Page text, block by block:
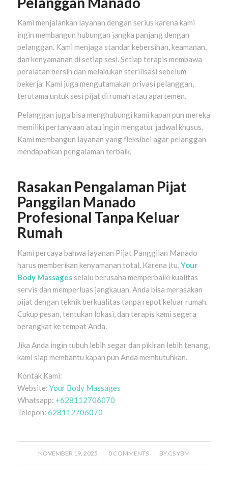
Kami menjalankan layanan dengan serius karena kami
ingin membangun hubungan jangka panjang dengan
pelanggan. Kami menjaga standar kebersihan, keamanan,
dan kenyamanan di setiap sesi. Setiap terapis membawa
peralatan bersih dan melakukan sterilisasi sebelum
bekerja. Kami juga mengutamakan privasi pelanggan,
terutama untuk sesi pijat di rumah atau apartemen.
Pelanggan juga bisa menghubungi kami kapan pun mereka
memiliki pertanyaan atau ingin mengatur jadwal khusus.
Kami membangun layanan yang fleksibel agar pelanggan
mendapatkan pengalaman terbaik.
Rasakan Pengalaman Pijat
Panggilan Manado
Profesional Tanpa Keluar
Rumah
Kami percaya bahwa layanan Pijat Panggilan Manado
harus memberikan kenyamanan total. Karena itu,Your
Body Massages selalu berusaha memperbaiki kualitas
servis dan memperluas jangkauan. Anda bisa merasakan
pijat dengan teknik berkualitas tanpa repot keluar rumah.
Cukup pesan, tentukan lokasi, dan terapis kami segera
berangkat ke tempat Anda.
Jika Anda ingin tubuh lebih segar dan pikiran lebih tenang,
kami siap membantu kapan pun Anda membutuhkan.
Kontak Kami:
Website: Your Body Massages
Whatsapp: +628112706070
Telepon: 628112706070
NOVEMBER 19, 2025
/ 0 COMMENTS
/ BY CS YBM